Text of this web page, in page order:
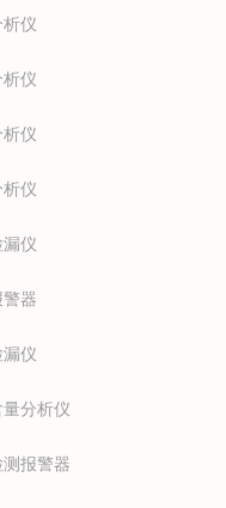
仪
仪
仪
仪
仪
器
仪
分析仪
报警器